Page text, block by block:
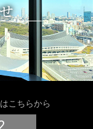
こちらから